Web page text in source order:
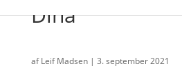
Dina
afLeif Madsen| 3. september 2021